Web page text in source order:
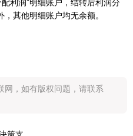
利润”明细账户，结转后利润分
其他明细账户均无余额。
网，如有版权问题，请联系